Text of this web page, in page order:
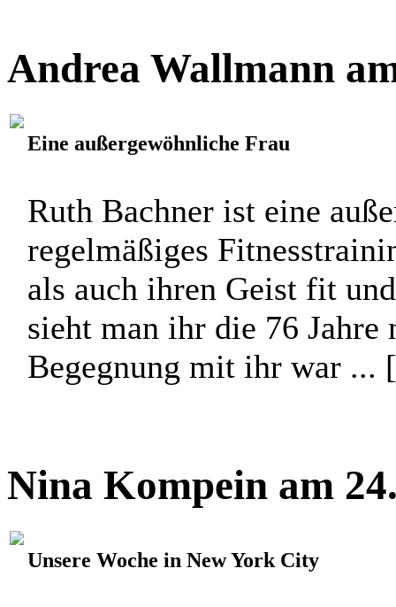
Andrea Wallmann
Eine außergewöhnliche Frau
Ruth Bachner ist eine
regelmäßiges
als auch ihren Geist fit
sieht man ihr die 76
Begegnung mit ihr war ... [
Nina Kompein am
Unsere Woche in New York City